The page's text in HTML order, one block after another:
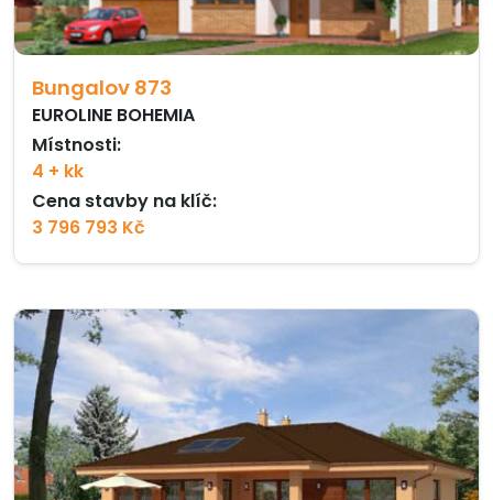
Bungalov 873
EUROLINE BOHEMIA
Místnosti:
4 + kk
Cena stavby na klíč:
3 796 793 Kč